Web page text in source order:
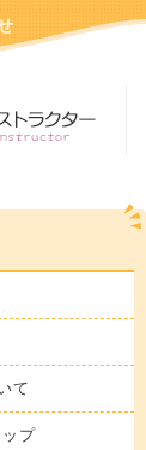
て
プ